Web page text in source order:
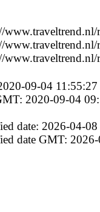
www.traveltrend.nl/
www.traveltrend.nl/
www.traveltrend.nl/
09-04 11:55:27
2020-09-04
date: 2026-04-
date GMT: